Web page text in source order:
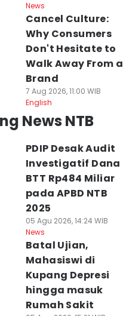
News
Cancel Culture:
Why Consumers
Don't Hesitate to
Walk Away From a
Brand
7 Aug 2026, 11:00 WIB
English
News NTB
PDIP Desak Audit
Investigatif Dana
BTT Rp484 Miliar
pada APBD NTB
2025
05 Agu 2026, 14:24 WIB
News
Batal Ujian,
Mahasiswi di
Kupang Depresi
hingga masuk
Rumah Sakit